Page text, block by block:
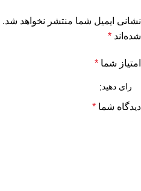
نشانی ایمیل شما منتشر نخواهد شد.
شده‌اند *
امتیاز شما *
دیدگاه شما *